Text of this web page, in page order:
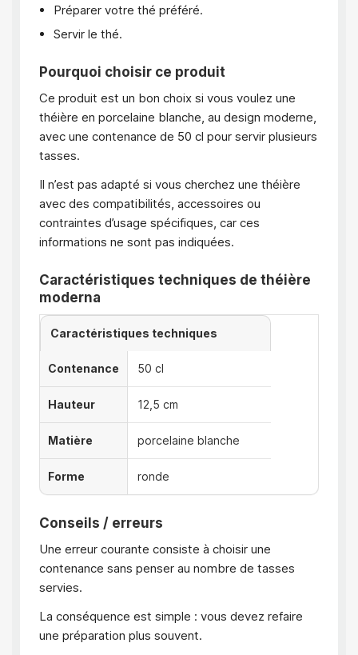
Préparer votre thé préféré.
Servir le thé.
Pourquoi choisir ce produit
Ce produit est un bon choix si vous voulez une
théière en porcelaine blanche, au design moderne,
avec une contenance de 50 cl pour servir plusieurs
tasses.
Il n’est pas adapté si vous cherchez une théière
avec des compatibilités, accessoires ou
contraintes d’usage spécifiques, car ces
informations ne sont pas indiquées.
Caractéristiques techniques de théière
moderna
Caractéristiques techniques
Contenance 50 cl
Hauteur 12,5 cm
Matière porcelaine blanche
Forme ronde
Conseils / erreurs
Une erreur courante consiste à choisir une
contenance sans penser au nombre de tasses
servies.
La conséquence est simple : vous devez refaire
une préparation plus souvent.